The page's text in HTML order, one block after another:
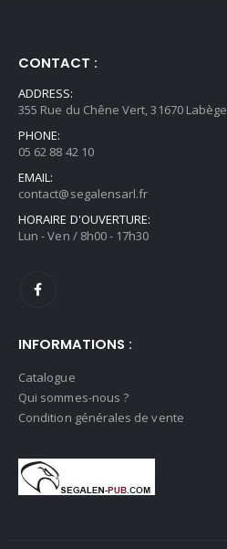
CONTACT :
ADDRESS:
355 Rue du Chêne Vert, 31670 Labège
PHONE:
05 62 88 42 10
EMAIL:
contact@segalensarl.fr
HORAIRE D'OUVERTURE:
Lun - Ven / 8h00 - 17h30
INFORMATIONS :
Catalogue
Qui sommes-nous ?
Condition générales de vente